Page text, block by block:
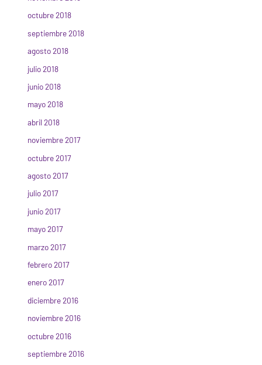
octubre 2018
septiembre 2018
agosto 2018
julio 2018
junio 2018
mayo 2018
abril 2018
noviembre 2017
octubre 2017
agosto 2017
julio 2017
junio 2017
mayo 2017
marzo 2017
febrero 2017
enero 2017
diciembre 2016
noviembre 2016
octubre 2016
septiembre 2016